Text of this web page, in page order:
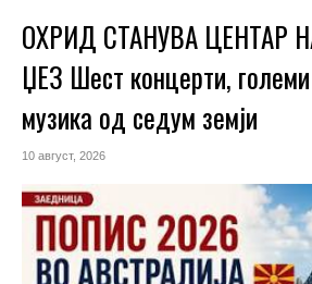
ОХРИД СТАНУВА ЦЕНТАР
ЏЕЗ Шест концерти,
музика од седум земји
10 август, 2026